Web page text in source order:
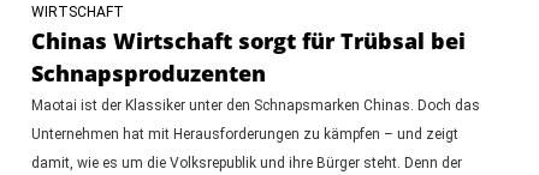
WIRTSCHAFT
Chinas Wirtschaft sorgt für Trübsal bei
Schnapsproduzenten
Maotai ist der Klassiker unter den Schnapsmarken Chinas. Doch das
Unternehmen hat mit Herausforderungen zu kämpfen – und zeigt
damit, wie es um die Volksrepublik und ihre Bürger steht. Denn der